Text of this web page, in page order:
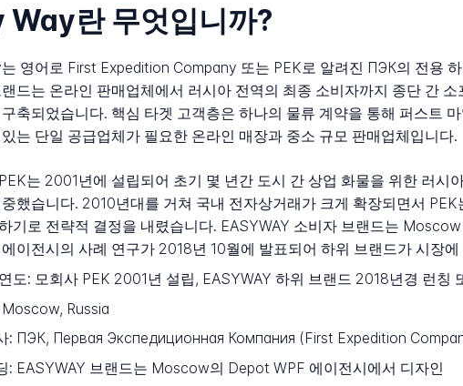
Way란 무엇입니까?
영어로 First Expedition Company 또는 PEK로 알려진 ПЭК의 전용
드는 온라인 판매업체에서 러시아 전역의 최종 소비자까지 종단 간
축되었습니다. 핵심 타겟 고객층은 하나의 물류 계약을 통해 퍼스트
는 단일 공급업체가 필요한 온라인 매장과 중소 규모 판매업체입니다.
는 2001년에 설립되어 초기 몇 년간 도시 간 상업 화물을 위한 러
했습니다. 2010년대를 거쳐 국내 전자상거래가 크게 확장되면서
기로 전략적 결정을 내렸습니다. EASYWAY 소비자 브랜드는
에이전시의 사례 연구가 2018년 10월에 발표되어 하위 브랜드가 시장
도: 모회사 PEK 2001년 설립, EASYWAY 하위 브랜드 2018년경 런칭
Moscow, Russia
: ПЭК, Первая Экспедиционная Компания (First Expedition
: EASYWAY 브랜드는 Moscow의 Depot WPF 에이전시에서 디자인